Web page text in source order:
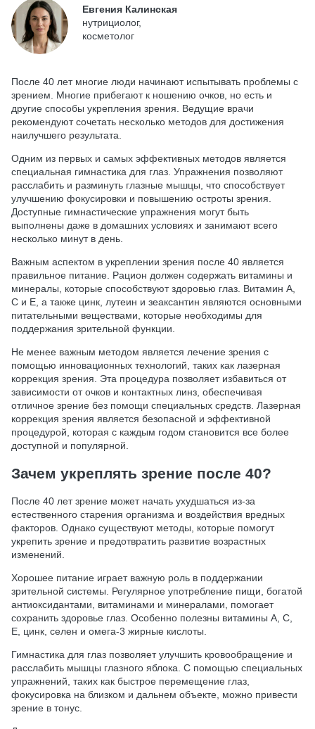
Евгения Калинская
нутрициолог,
косметолог
После 40 лет многие люди начинают испытывать проблемы с
зрением. Многие прибегают к ношению очков, но есть и
другие способы укрепления зрения. Ведущие врачи
рекомендуют сочетать несколько методов для достижения
наилучшего результата.
Одним из первых и самых эффективных методов является
специальная гимнастика для глаз. Упражнения позволяют
расслабить и разминуть глазные мышцы, что способствует
улучшению фокусировки и повышению остроты зрения.
Доступные гимнастические упражнения могут быть
выполнены даже в домашних условиях и занимают всего
несколько минут в день.
Важным аспектом в укреплении зрения после 40 является
правильное питание. Рацион должен содержать витамины и
минералы, которые способствуют здоровью глаз. Витамин А,
С и Е, а также цинк, лутеин и зеаксантин являются основными
питательными веществами, которые необходимы для
поддержания зрительной функции.
Не менее важным методом является лечение зрения с
помощью инновационных технологий, таких как лазерная
коррекция зрения. Эта процедура позволяет избавиться от
зависимости от очков и контактных линз, обеспечивая
отличное зрение без помощи специальных средств. Лазерная
коррекция зрения является безопасной и эффективной
процедурой, которая с каждым годом становится все более
доступной и популярной.
Зачем укреплять зрение после 40?
После 40 лет зрение может начать ухудшаться из-за
естественного старения организма и воздействия вредных
факторов. Однако существуют методы, которые помогут
укрепить зрение и предотвратить развитие возрастных
изменений.
Хорошее питание играет важную роль в поддержании
зрительной системы. Регулярное употребление пищи, богатой
антиоксидантами, витаминами и минералами, помогает
сохранить здоровье глаз. Особенно полезны витамины А, С,
Е, цинк, селен и омега-3 жирные кислоты.
Гимнастика для глаз позволяет улучшить кровообращение и
расслабить мышцы глазного яблока. С помощью специальных
упражнений, таких как быстрое перемещение глаз,
фокусировка на близком и дальнем объекте, можно привести
зрение в тонус.